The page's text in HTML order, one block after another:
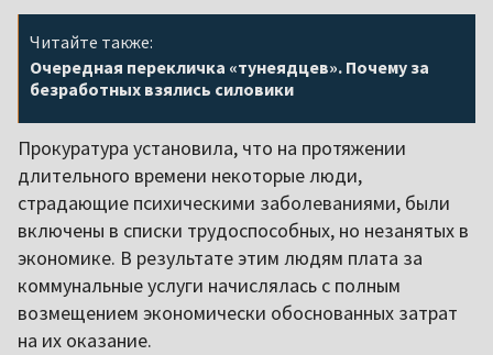
Читайте также:
Очередная перекличка «тунеядцев». Почему за
безработных взялись силовики
Прокуратура установила, что на протяжении
длительного времени некоторые люди,
страдающие психическими заболеваниями, были
включены в списки трудоспособных, но незанятых в
экономике. В результате этим людям плата за
коммунальные услуги начислялась с полным
возмещением экономически обоснованных затрат
на их оказание.